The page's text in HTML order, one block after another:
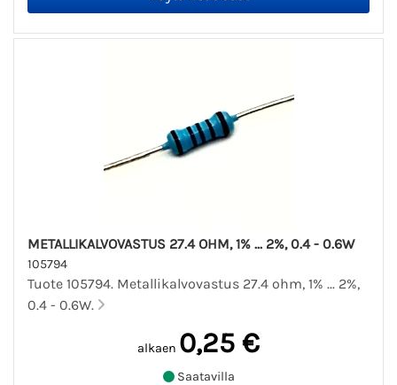
METALLIKALVOVASTUS 27.4 OHM, 1% ... 2%, 0.4 - 0.6W
105794
Tuote 105794. Metallikalvovastus 27.4 ohm, 1% ... 2%,
0.4 - 0.6W.
alkaen 0,25 €
Saatavilla